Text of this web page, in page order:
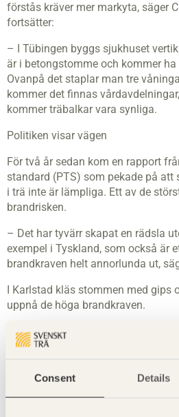
Consent Details
förstås kräver mer markyta, säger
fortsätter:
– I Tübingen byggs sjukhuset
är i betongstomme och kommer
Ovanpå det staplar man tre
kommer det finnas
kommer träbalkar vara synliga.
Politiken visar vägen
För två år sedan kom en rapport
standard (PTS) som pekade på att
i trä inte är lämpliga. Ett av de
brandrisken.
– Det har tyvärr skapat en rädsla
exempel i Tyskland, som också är
brandkraven helt annorlunda ut,
I Karlstad kläs stommen med gips
uppnå de höga brandkraven.
– Enligt Region Värmlands
förstahandsval vid nyproduktion,
ambitionen är en viktig